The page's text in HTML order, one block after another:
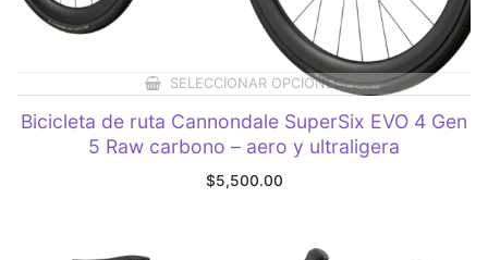
SELECCIONAR OPCIONES
Bicicleta de ruta Cannondale SuperSix EVO 4 Gen
5 Raw carbono – aero y ultraligera
$5,500.00